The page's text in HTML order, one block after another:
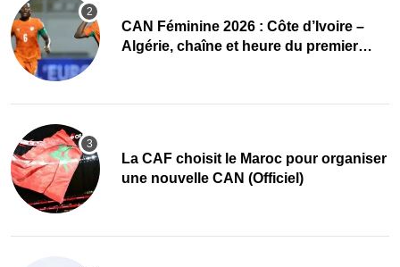
CAN Féminine 2026 : Côte d’Ivoire –
Algérie, chaîne et heure du premier
La CAF choisit le Maroc pour organiser
une nouvelle CAN (Officiel)